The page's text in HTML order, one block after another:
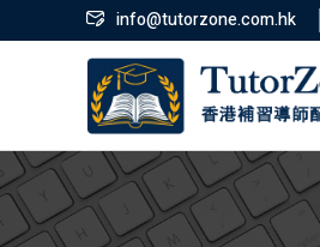
info@tutorzone.com.hk